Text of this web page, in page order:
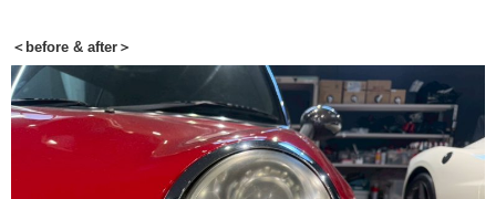
＜before & after＞